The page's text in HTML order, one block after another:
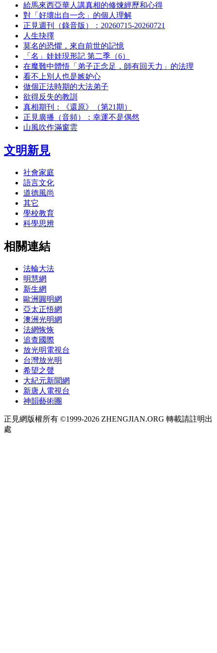
給馬來西亞華人講真相的修煉經歷和心得
對「好壞出自一念」的個人理解
正見週刊（錄音版）：20260715-20260721
人生抉擇
莫名的恐懼，來自前世的記憶
「名」娃娃現形記 第二季（6）
在魔難中體悟「弟子正念足，師有回天力」的法理
看不上別人也是嫉妒心
做個正法時期的大法弟子
欲得反失的教訓
真相期刊：《還原》（第21期）
正見廣播（音頻）：幸運不是偶然
山風吹作滿窗雲
文明新見
社會家庭
語言文化
道德風尚
其它
學校教育
科學思辨
相關連結
法輪大法
明慧網
新生網
歐洲圓明網
亞太正悟網
澳洲光明網
法網恢恢
追查國際
放光明電視台
台灣放光明
希望之聲
大紀元新聞網
新唐人電視台
神韻藝術團
正見網版權所有 ©1999-2026 ZHENGJIAN.ORG 轉載請註明出
處